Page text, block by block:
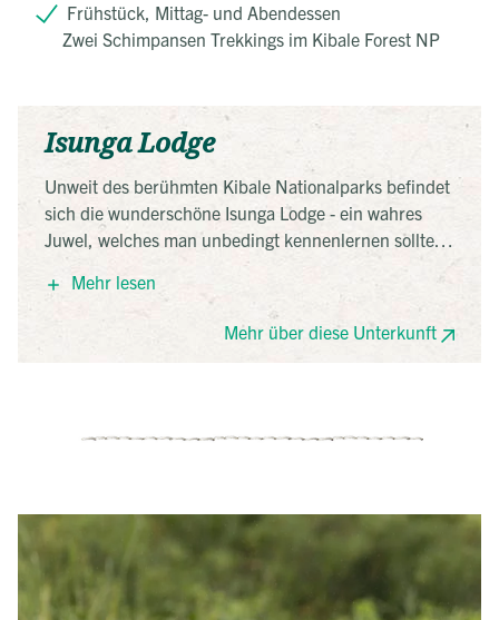
Frühstück, Mittag- und Abendessen
Zwei Schimpansen Trekkings im Kibale Forest NP
Isunga Lodge
Unweit des berühmten Kibale Nationalparks befindet
sich die wunderschöne Isunga Lodge - ein wahres
Juwel, welches man unbedingt kennenlernen sollte.
Die Ausblicke über den Kibale Nationalpark bis hin
zum Queen-Elizabeth Nationalpark und dem
Ruwenzori Gebirge sind einfach atemberaubend und
werden Sie sicher so schnell nicht vergessen. Die
Mehr lesen
Mehr über diese Unterkunft